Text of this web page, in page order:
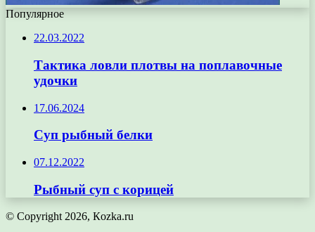
Популярное
22.03.2022
Тактика ловли плотвы на поплавочные
удочки
17.06.2024
Суп рыбный белки
07.12.2022
Рыбный суп с корицей
© Copyright 2026, Кozka.ru